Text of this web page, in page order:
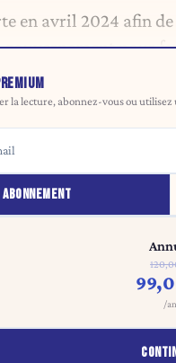
en avril 2024 afin
pour
la lecture, abonnez-vous ou utilisez
ABONNEMENT
/an